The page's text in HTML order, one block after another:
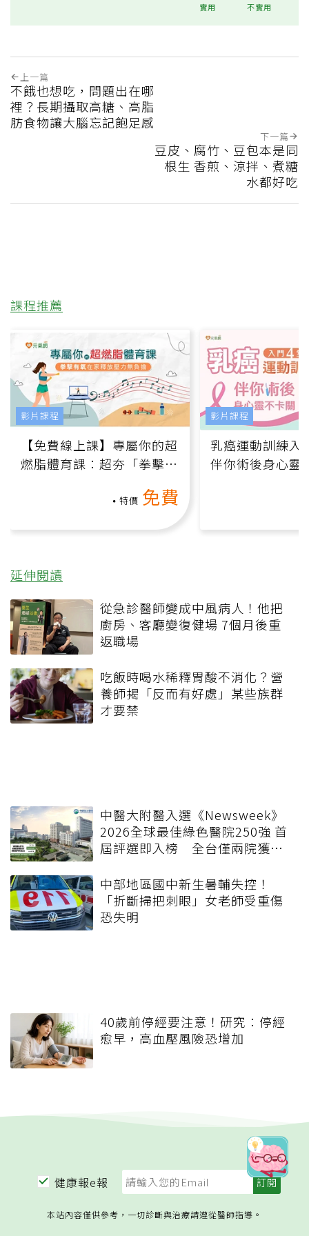
實用 不實用
上一篇
不餓也想吃，問題出在哪
裡？長期攝取高糖、高脂
肪食物讓大腦忘記飽足感
下一篇
豆皮、腐竹、豆包本是同
根生 香煎、涼拌、煮糖
水都好吃
課程推薦
【免費線上課】專屬你的超
燃脂體育課：超夯「拳擊有
特價 免費
影片課程
乳癌運動訓練入
伴你術後身心靈
影片課程
延伸閱讀
從急診醫師變成中風病人！他把
廚房、客廳變復健場 7個月後重
返職場
吃飯時喝水稀釋胃酸不消化？營
養師揭「反而有好處」某些族群
才要禁
中醫大附醫入選《Newsweek》
2026全球最佳綠色醫院250強 首
屆評選即入榜 全台僅兩院獲
中部地區國中新生暑輔失控！
「折斷掃把刺眼」女老師受重傷
恐失明
40歲前停經要注意！研究：停經
愈早，高血壓風險恐增加
健康報e報
本站內容僅供參考，一切診斷與治療請遵從醫師指導。